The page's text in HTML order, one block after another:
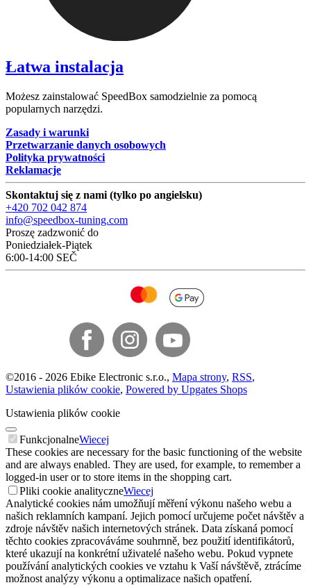
Łatwa instalacja
Możesz zainstalować SpeedBox samodzielnie za pomocą
popularnych narzędzi.
Zasady i warunki
Przetwarzanie danych osobowych
Polityka prywatności
Reklamacje
Skontaktuj się z nami (tylko po angielsku)
+420 702 042 874
info@speedbox-tuning.com
Proszę zadzwonić do
Poniedziałek-Piątek
6:00-14:00 SEČ
©2016 - 2026 Ebike Electronic s.r.o., Mapa strony, RSS,
Ustawienia plików cookie, Powered by Upgates Shops
Ustawienia plików cookie
FunkcjonalneWiecej
These cookies are necessary for the basic functioning of the website
and are always enabled. They are used, for example, to remember a
logged-in user or to store items in the shopping cart.
Pliki cookie analityczneWiecej
Analytické cookies nám umožňují měření výkonu našeho webu a
našich reklamních kampaní. Jejich pomocí určujeme počet návštěv a
zdroje návštěv našich internetových stránek. Data získaná pomocí
těchto cookies zpracováváme souhrnně, bez použití identifikátorů,
které ukazují na konkrétní uživatelé našeho webu. Pokud vypnete
používání analytických cookies ve vztahu k Vaší návštěvě, ztrácíme
možnost analýzy výkonu a optimalizace našich opatření.